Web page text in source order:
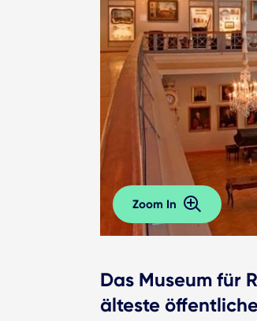
Zoom In
Das Museum für
älteste